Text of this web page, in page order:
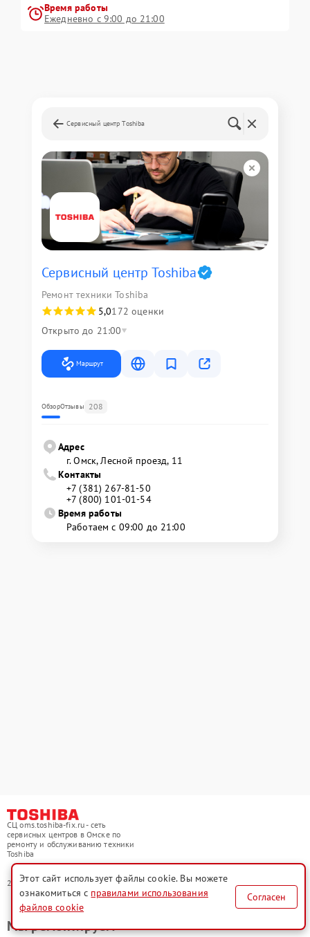
Время работы
Ежедневно с 9:00 до 21:00
Сервисный центр Toshiba
Сервисный центр Toshiba
Ремонт техники Toshiba
5,0172 оценки
Открыто до 21:00
Маршрут
ОбзорОтзывы 208
Адрес
г. Омск, ​Лесной проезд, 11
Контакты
+7 (381) 267-81-50
+7 (800) 101-01-54
Время работы
Работаем с 09:00 до 21:00
СЦ oms.toshiba-fix.ru - сеть
сервисных центров в Омске по
ремонту и обслуживанию техники
Toshiba
2021-2026 © СЦ oms.toshiba-fix.ru
Мы ремонтируем
Этот сайт использует файлы cookie. Вы можете
ознакомиться с правилами использования
файлов cookie
Согласен